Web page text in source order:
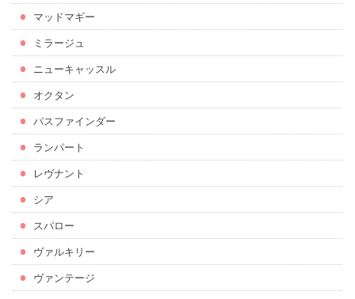
マッドマギー
ミラージュ
ニューキャッスル
オクタン
パスファインダー
ランパート
レヴナント
シア
スパロー
ヴァルキリー
ヴァンテージ